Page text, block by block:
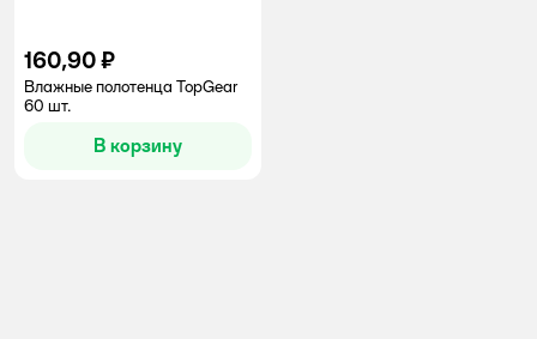
160,90 ₽
Влажные полотенца TopGear
60 шт.
В корзину